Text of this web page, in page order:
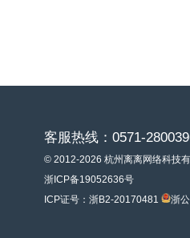
客服热线：0571-
© 2012-2026 杭州离离网络科技
浙ICP备19052636号
ICP证号：浙B2-20170481
浙